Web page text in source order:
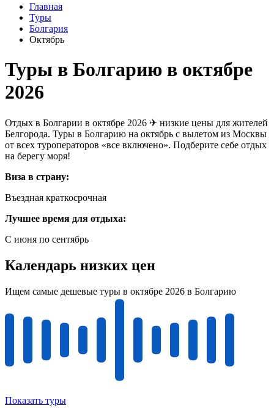
Главная
Туры
Болгария
Октябрь
Туры в Болгарию в октябре
2026
Отдых в Болгарии в октябре 2026 ✈ низкие цены для жителей
Белгорода. Туры в Болгарию на октябрь с вылетом из Москвы
от всех туроператоров «все включено». Подберите себе отдых
на берегу моря!
Виза в страну:
Въездная краткосрочная
Лучшее время для отдыха:
С июня по сентябрь
Календарь низких цен
Ищем самые дешевые туры в октябре 2026 в Болгарию
Показать туры